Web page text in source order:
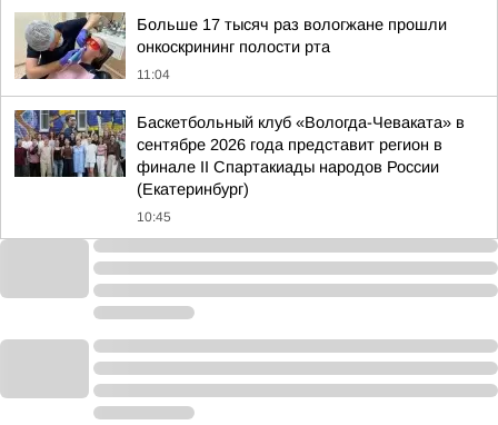
Больше 17 тысяч раз вологжане прошли
онкоскрининг полости рта
11:04
Баскетбольный клуб «Вологда-Чеваката» в
сентябре 2026 года представит регион в
финале II Спартакиады народов России
(Екатеринбург)
10:45